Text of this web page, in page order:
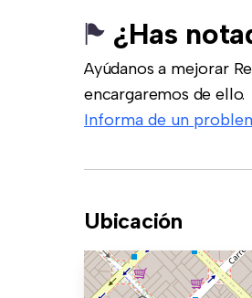
¿Has
Ayúdanos a mejorar
encargaremos de ello.
Informa de un
Ubicación